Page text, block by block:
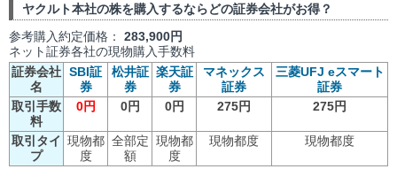
ヤクルト本社の株を購入するならどの証券会社がお得？
参考購入約定価格： 283,900円
ネット証券各社の現物購入手数料
証券会社
名
SBI証
券
松井証
券
楽天証
券
マネックス
証券
三菱UFJ eスマート
証券
取引手数
料
0円 0円 0円 275円 275円
取引タイ
プ
現物都
度
全部定
額
現物都
度
現物都度 現物都度